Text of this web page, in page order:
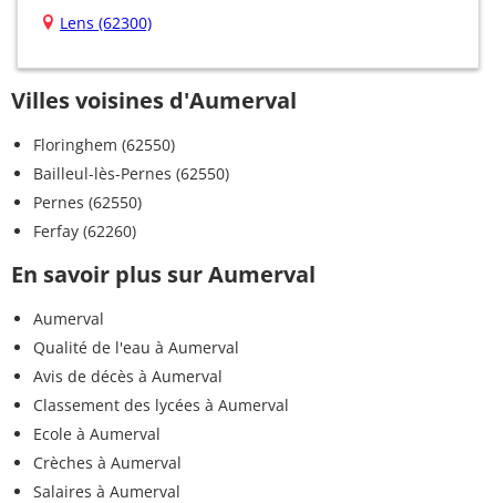
Lens (62300)
Villes voisines d'Aumerval
Floringhem (62550)
Bailleul-lès-Pernes (62550)
Pernes (62550)
Ferfay (62260)
En savoir plus sur Aumerval
Aumerval
Qualité de l'eau à Aumerval
Avis de décès à Aumerval
Classement des lycées à Aumerval
Ecole à Aumerval
Crèches à Aumerval
Salaires à Aumerval